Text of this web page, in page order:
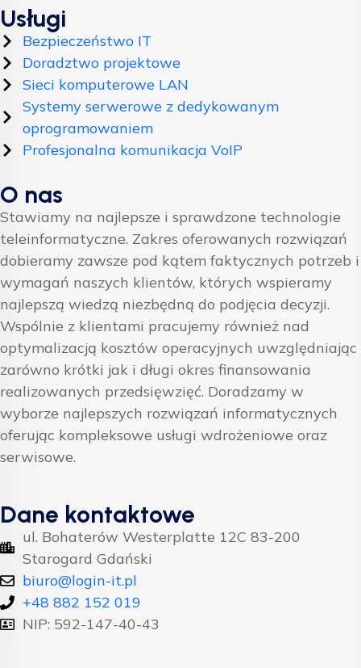
Usługi
Bezpieczeństwo IT
Doradztwo projektowe
Sieci komputerowe LAN
Systemy serwerowe z dedykowanym
oprogramowaniem
Profesjonalna komunikacja VoIP
O nas
Stawiamy na najlepsze i sprawdzone technologie
teleinformatyczne. Zakres oferowanych rozwiązań
dobieramy zawsze pod kątem faktycznych potrzeb i
wymagań naszych klientów, których wspieramy
najlepszą wiedzą niezbędną do podjęcia decyzji.
Wspólnie z klientami pracujemy również nad
optymalizacją kosztów operacyjnych uwzględniając
zarówno krótki jak i długi okres finansowania
realizowanych przedsięwzięć. Doradzamy w
wyborze najlepszych rozwiązań informatycznych
oferując kompleksowe usługi wdrożeniowe oraz
serwisowe.
Dane kontaktowe
ul. Bohaterów Westerplatte 12C 83-200
Starogard Gdański
biuro@login-it.pl
+48 882 152 019
NIP: 592-147-40-43